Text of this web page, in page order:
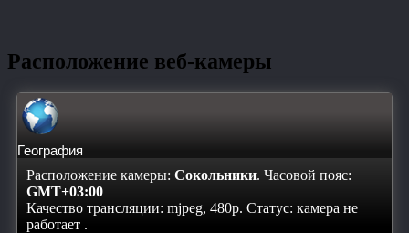
Расположение веб-камеры
География
Расположение камеры: Сокольники. Часовой пояс:
GMT+03:00
Качество трансляции: mjpeg, 480p. Статус: камера не
работает .